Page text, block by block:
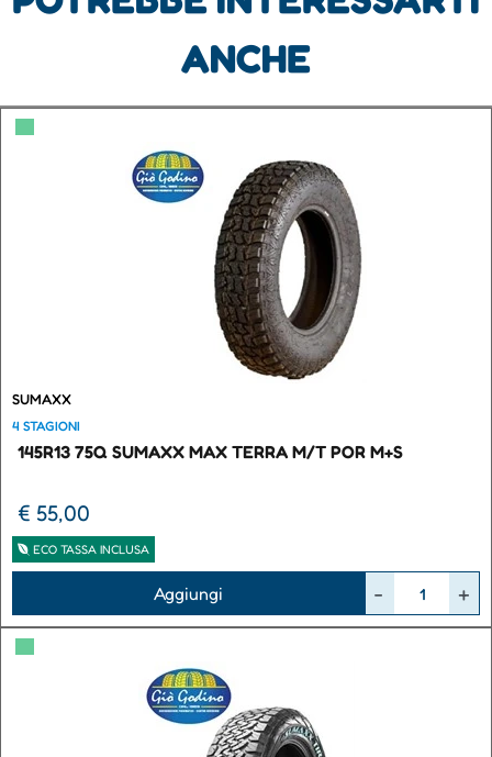
ANCHE
▀
SUMAXX
4 STAGIONI
145R13 75Q SUMAXX MAX TERRA M/T POR M+S
€ 55,00
ECO TASSA INCLUSA
Aggiungi
▀